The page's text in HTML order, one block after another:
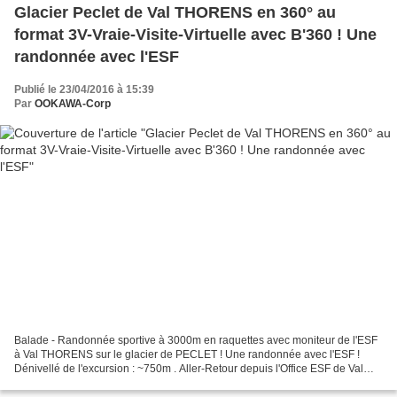
Glacier Peclet de Val THORENS en 360° au
format 3V-Vraie-Visite-Virtuelle avec B'360 ! Une
randonnée avec l'ESF
Publié le 23/04/2016 à 15:39
Par OOKAWA-Corp
Balade - Randonnée sportive à 3000m en raquettes avec moniteur de l'ESF
à Val THORENS sur le glacier de PECLET ! Une randonnée avec l'ESF !
Dénivellé de l'excursion : ~750m . Aller-Retour depuis l'Office ESF de Val